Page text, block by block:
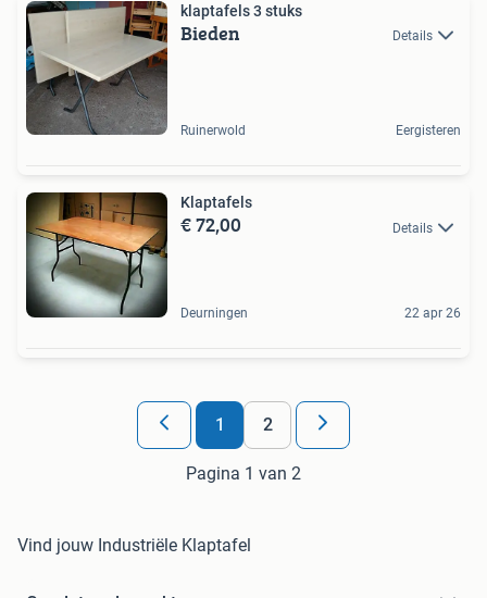
klaptafels 3 stuks
Bieden Details
Ruinerwold Eergisteren
Klaptafels
€ 72,00 Details
Deurningen 22 apr 26
1 2
Pagina 1 van 2
Vind jouw Industriële Klaptafel